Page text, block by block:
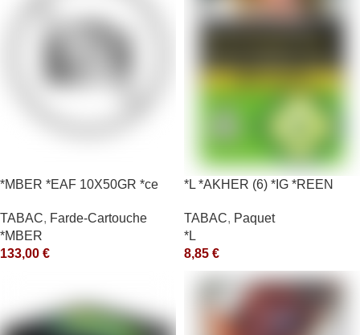
*MBER *EAF 10X50GR *ce
TABAC, Farde-Cartouche
*MBER
133,00 €
*L *AKHER (6) *IG *REEN
TABAC, Paquet
*L
8,85 €